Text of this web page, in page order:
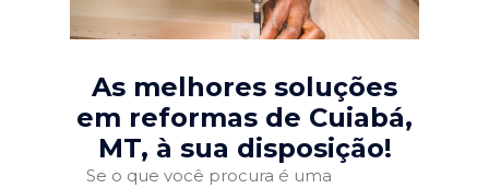
As melhores soluções
em reformas de Cuiabá,
MT, à sua disposição!
Se o que você procura é uma